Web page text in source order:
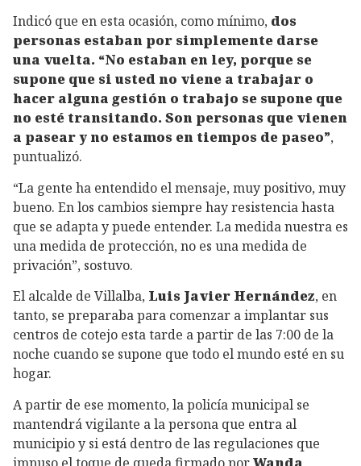
Indicó que en esta ocasión, como mínimo, dos
personas estaban por simplemente darse
una vuelta. “No estaban en ley, porque se
supone que si usted no viene a trabajar o
hacer alguna gestión o trabajo se supone que
no esté transitando. Son personas que vienen
a pasear y no estamos en tiempos de paseo”,
puntualizó.
“La gente ha entendido el mensaje, muy positivo, muy
bueno. En los cambios siempre hay resistencia hasta
que se adapta y puede entender. La medida nuestra es
una medida de protección, no es una medida de
privación”, sostuvo.
El alcalde de Villalba, Luis Javier Hernández, en
tanto, se preparaba para comenzar a implantar sus
centros de cotejo esta tarde a partir de las 7:00 de la
noche cuando se supone que todo el mundo esté en su
hogar.
A partir de ese momento, la policía municipal se
mantendrá vigilante a la persona que entra al
municipio y si está dentro de las regulaciones que